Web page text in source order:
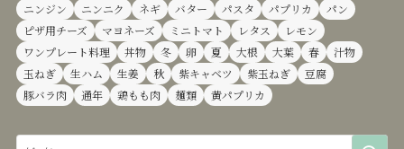
ニンジン
ニンニク ネギ バター パスタ パプリカ
パン
ピザ用チーズ
マヨネーズ ミニトマト レタス
レモン
ワンプレート料理
丼物 冬 卵 夏 大根 大葉 春
汁物
玉ねぎ
生ハム 生姜 秋 紫キャベツ 紫玉ねぎ
豆腐
豚バラ肉
通年 鶏もも肉 麺類 黄パプリカ